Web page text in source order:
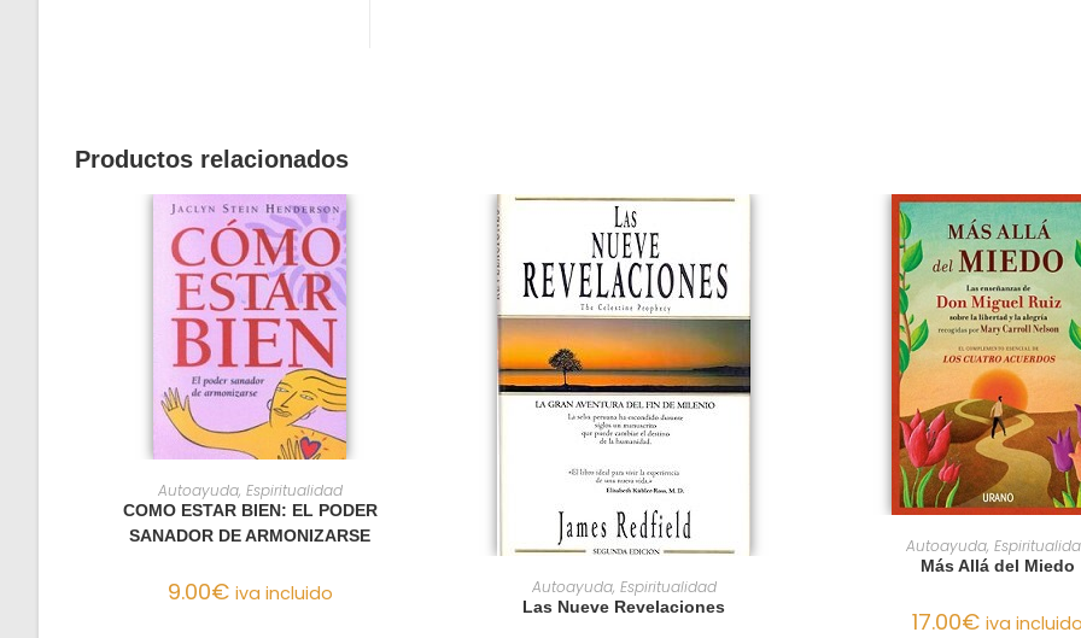
Productos relacionados
AÑADIR AL CARRITO
Autoayuda, Espiritualidad
COMO ESTAR BIEN: EL PODER
SANADOR DE ARMONIZARSE
9.00€ iva incluido
AÑADIR AL CARRITO
Autoayuda, Espiritualidad
Las Nueve Revelaciones
AÑADIR AL
Autoayuda,
Más Allá del Miedo
17.00€ iva incluido